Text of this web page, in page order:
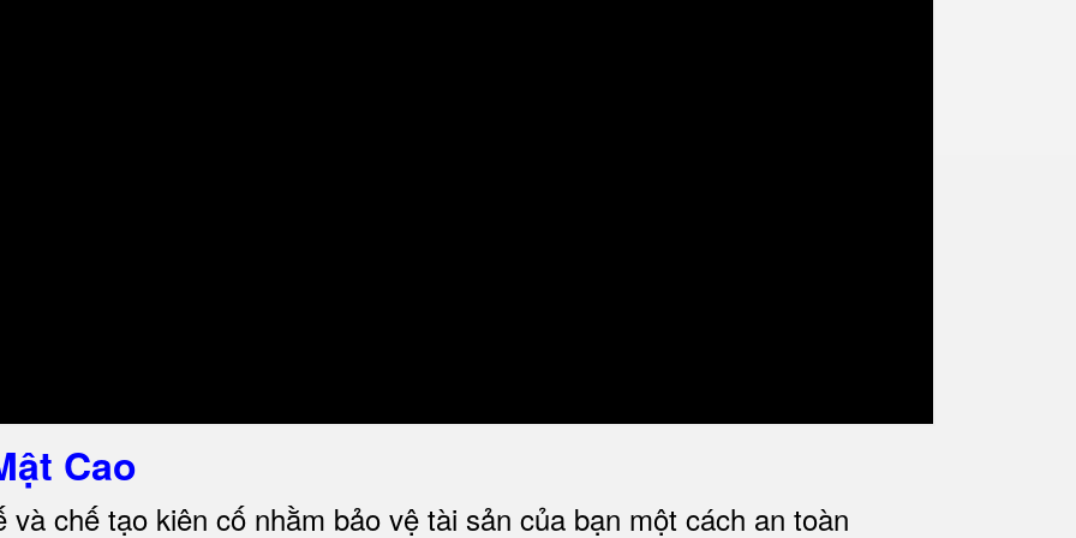
Cao
chế tạo kiên cố nhằm bảo vệ tài sản của bạn một cách an toàn